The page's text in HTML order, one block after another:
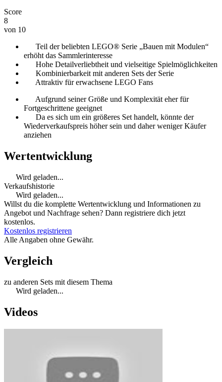
Score
8
von 10
Teil der beliebten LEGO® Serie „Bauen mit Modulen“
erhöht das Sammlerinteresse
Hohe Detailverliebtheit und vielseitige Spielmöglichkeiten
Kombinierbarkeit mit anderen Sets der Serie
Attraktiv für erwachsene LEGO Fans
Aufgrund seiner Größe und Komplexität eher für
Fortgeschrittene geeignet
Da es sich um ein größeres Set handelt, könnte der
Wiederverkaufspreis höher sein und daher weniger Käufer
anziehen
Wertentwicklung
Wird geladen...
Verkaufshistorie
Wird geladen...
Willst du die komplette Wertentwicklung und Informationen zu
Angebot und Nachfrage sehen? Dann registriere dich jetzt
kostenlos.
Kostenlos registrieren
Alle Angaben ohne Gewähr.
Vergleich
zu anderen Sets mit diesem Thema
Wird geladen...
Videos